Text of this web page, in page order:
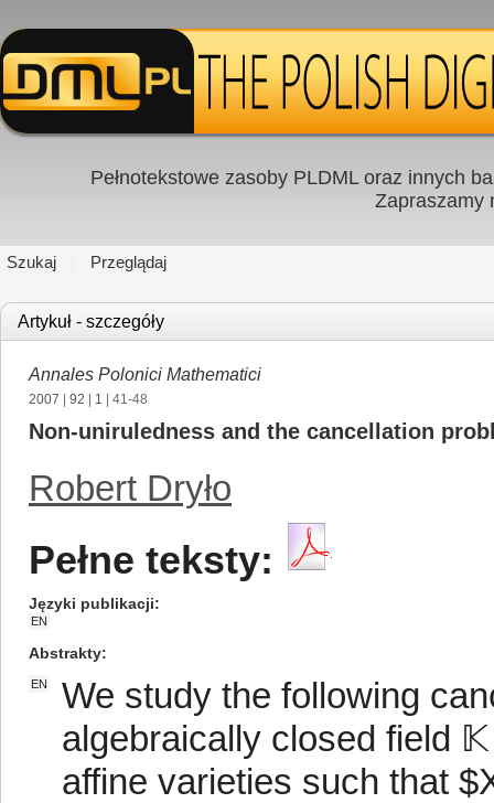
Pełnotekstowe zasoby PLDML oraz innych
Zapraszamy
Szukaj Przeglądaj
Artykuł - szczegóły
Annales Polonici Mathematici
2007 92 1 | 41-48
Non-uniruledness and the cancellation
Robert Dryło
Pełne teksty:
Języki publikacji
EN
Abstrakty
EN
We study the following
algebraically closed field
affine varieties such that